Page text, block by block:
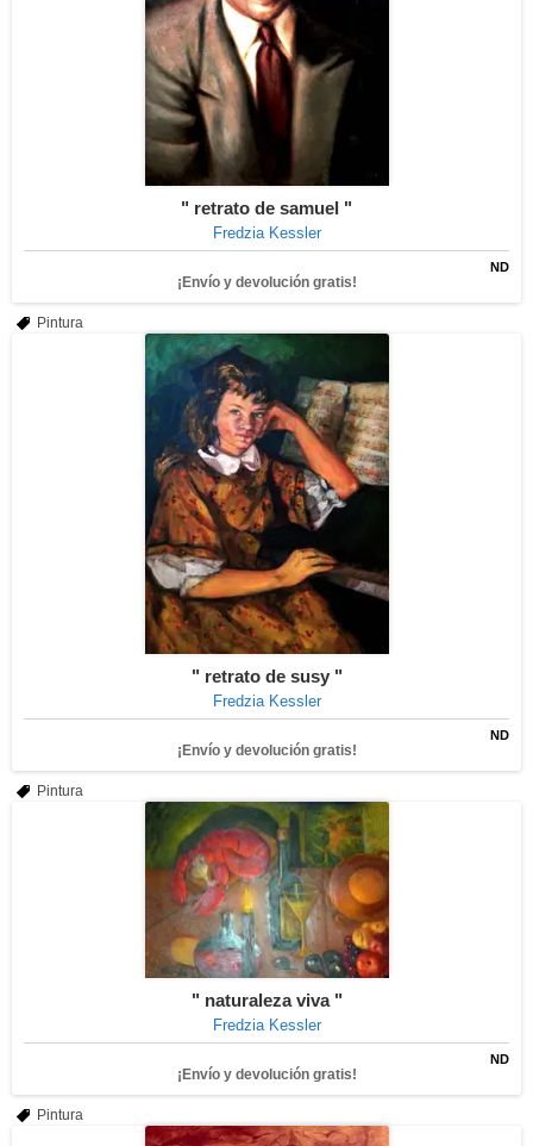
" retrato de samuel "
Fredzia Kessler
ND
¡Envío y devolución gratis!
Pintura
" retrato de susy "
Fredzia Kessler
ND
¡Envío y devolución gratis!
Pintura
" naturaleza viva "
Fredzia Kessler
ND
¡Envío y devolución gratis!
Pintura